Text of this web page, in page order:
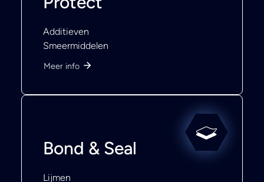
Additieven
Smeermiddelen
Meer info
Bond & Seal
Lijmen